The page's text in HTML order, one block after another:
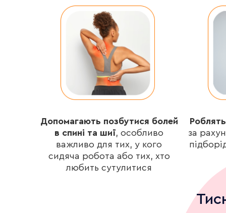
Допомагають позбутися болей
в спині та шиї, особливо
важливо для тих, у кого
сидяча робота або тих, хто
любить сутулитися
за